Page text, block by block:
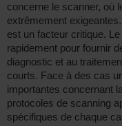
concerne le scanner, où
extrêmement
est un facteur critique.
rapidement pour fournir
diagnostic et au
courts. Face à des cas
importantes concernant
protocoles de scanning
spécifiques de chaque